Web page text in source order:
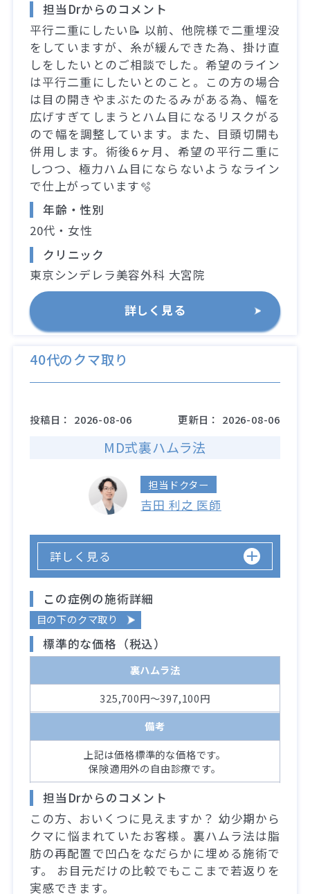
担当Drからのコメント
平行二重にしたい📝 以前、他院様で二重埋没
をしていますが、糸が緩んできた為、掛け直
しをしたいとのご相談でした。希望のライン
は平行二重にしたいとのこと。この方の場合
は目の開きやまぶたのたるみがある為、幅を
広げすぎてしまうとハム目になるリスクがる
ので幅を調整しています。また、目頭切開も
併用します。術後6ヶ月、希望の平行二重に
しつつ、極力ハム目にならないようなライン
で仕上がっています🫧
年齢・性別
20代・女性
クリニック
東京シンデレラ美容外科 大宮院
詳しく見る
40代のクマ取り
投稿日： 2026-08-06 更新日： 2026-08-06
MD式裏ハムラ法
担当ドクター
吉田 利之 医師
詳しく見る
この症例の施術詳細
目の下のクマ取り
標準的な価格（税込）
裏ハムラ法
325,700円～397,100円
備考
上記は価格標準的な価格です。
保険適用外の自由診療です。
担当Drからのコメント
この方、おいくつに見えますか？ 幼少期から
クマに悩まれていたお客様。裏ハムラ法は脂
肪の再配置で凹凸をなだらかに埋める施術で
す。 お目元だけの比較でもここまで若返りを
実感できます。